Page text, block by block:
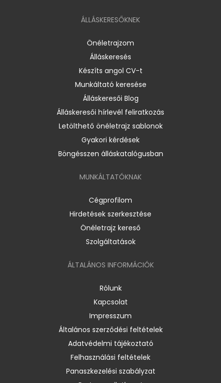
ÁLLÁSKERESŐKNEK
Önéletrajzom
Álláskeresés
Készíts angol CV-t
Munkáltató keresése
Álláskeresői Blog
Álláskeresői hírlevél feliratkozás
Letölthető önéletrajz sablonok
Gyakori kérdések
Böngésszen álláskatalógusban
MUNKÁLTATÓKNAK
Cégprofilom
Hirdetések szerkesztése
Önéletrajz kereső
Szolgáltatások
ÁLTALÁNOS INFORMÁCIÓK
Rólunk
Kapcsolat
Impresszum
Általános szerződési feltételek
Adatvédelmi tájékoztató
Felhasználási feltételek
Panaszkezelési szabályzat